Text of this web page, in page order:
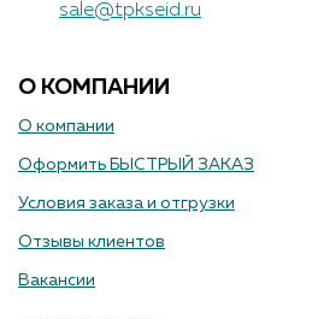
sale@tpkseid.ru
О КОМПАНИИ
О компании
Оформить БЫСТРЫЙ ЗАКАЗ
Условия заказа и отгрузки
Отзывы клиентов
Вакансии